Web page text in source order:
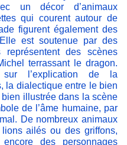
un décor d’animaux
qui courent autour de
figurent également des
est soutenue par des
représentent des scènes
terrassant le dragon.
l’explication de la
la dialectique entre le bien
illustrée dans la scène
de l’âme humaine, par
De nombreux animaux
ailés ou des griffons,
des personnages